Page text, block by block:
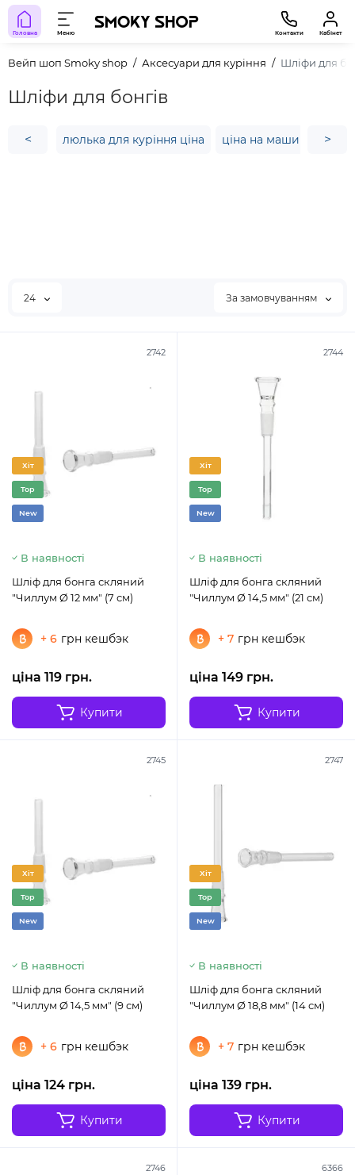
Головна Меню Контакти Кабінет
Вейп шоп Smoky shop Аксесуари для куріння Шліфи для
Шліфи для бонгів
< люлька для куріння ціна ціна на машинки для
>
24 За замовчуванням
2742
Хіт
Top
New
В наявності
Шліф для бонга скляний
"Чиллум Ø 12 мм" (7 см)
+ 6 грн кешбэк
ціна 119 грн.
Купити
2744
Хіт
Top
New
В наявності
Шліф для бонга скляний
"Чиллум Ø 14,5 мм" (21 см)
+ 7 грн кешбэк
ціна 149 грн.
Купити
2745
Хіт
Top
New
В наявності
Шліф для бонга скляний
"Чиллум Ø 14,5 мм" (9 см)
+ 6 грн кешбэк
ціна 124 грн.
Купити
2747
Хіт
Top
New
В наявності
Шліф для бонга скляний
"Чиллум Ø 18,8 мм" (14 см)
+ 7 грн кешбэк
ціна 139 грн.
Купити
2746 6366